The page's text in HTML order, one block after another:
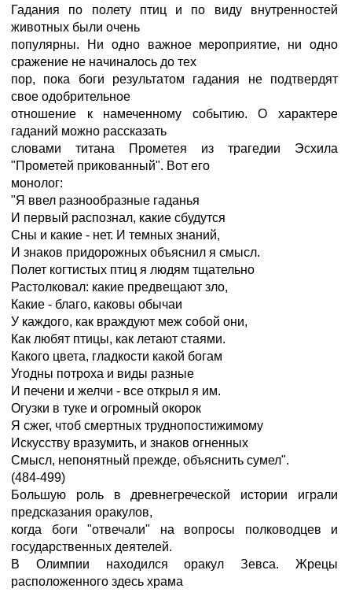
Гадания по полету птиц и по виду внутренностей
животных были очень
популярны. Ни одно важное мероприятие, ни одно
сражение не начиналось до тех
пор, пока боги результатом гадания не подтвердят
свое одобрительное
отношение к намеченному событию. О характере
гаданий можно рассказать
словами титана Прометея из трагедии Эсхила
"Прометей прикованный". Вот его
монолог:
"Я ввел разнообразные гаданья
И первый распознал, какие сбудутся
Сны и какие - нет. И темных знаний,
И знаков придорожных объяснил я смысл.
Полет когтистых птиц я людям тщательно
Растолковал: какие предвещают зло,
Какие - благо, каковы обычаи
У каждого, как враждуют меж собой они,
Как любят птицы, как летают стаями.
Какого цвета, гладкости какой богам
Угодны потроха и виды разные
И печени и желчи - все открыл я им.
Огузки в туке и огромный окорок
Я сжег, чтоб смертных труднопостижимому
Искусству вразумить, и знаков огненных
Смысл, непонятный прежде, объяснить сумел".
(484-499)
Большую роль в древнегреческой истории играли
предсказания оракулов,
когда боги "отвечали" на вопросы полководцев и
государственных деятелей.
В Олимпии находился оракул Зевса. Жрецы
расположенного здесь храма